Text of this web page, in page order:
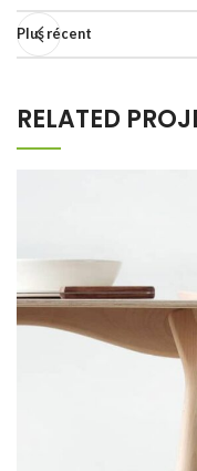
Plus récent
RELATED